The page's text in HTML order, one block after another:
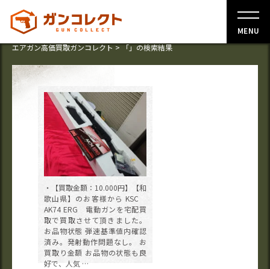
MENU
エアガン高価買取ガンコレクト>「」の検索結果
・【買取金額：10.000円】【和
歌山県】のお客様から KSC
AK74 ERG 電動ガンを宅配買
取で買取させて頂きました。
お品物状態 弾速基準値内確認
済み。発射動作問題なし。 お
買取り金額 お品物の状態も良
好で、人気 …